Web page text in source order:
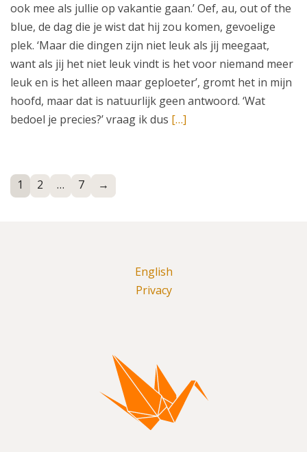
ook mee als jullie op vakantie gaan.’ Oef, au, out of the
blue, de dag die je wist dat hij zou komen, gevoelige
plek. ‘Maar die dingen zijn niet leuk als jij meegaat,
want als jij het niet leuk vindt is het voor niemand meer
leuk en is het alleen maar geploeter’, gromt het in mijn
hoofd, maar dat is natuurlijk geen antwoord. ‘Wat
bedoel je precies?’ vraag ik dus […]
Pagina
1 Pagina
2 … Pagina
7 →
English
Privacy